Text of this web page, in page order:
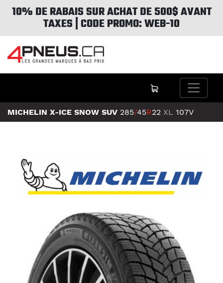
10% DE RABAIS SUR ACHAT DE 500$ AVANT
TAXES | CODE PROMO: WEB-10
MICHELIN X-ICE SNOW SUV 285/45R22 XL 107V